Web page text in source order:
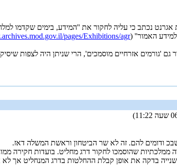
נכתב כי עליה לחקור את ''המידע, בימים שקדמו
האמור'' (pages/Exhibitions/agr...
'גורמים אזרחיים מוסמכים', הרי שניתן היה לצפות
ודומים להם. זה לא שר הביטחון וראשת המשלה דאז.
ממלכתיות שהוסמכו לחקור דרג מחליט. בועדות חקירה
בדקה את אופן קבלת ההחלטות בדרג המנחליט אך